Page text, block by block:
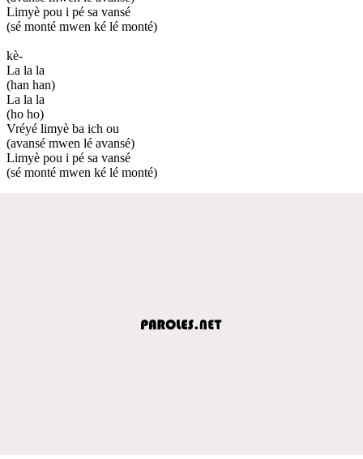
Limyè pou i pé sa vansé
(sé monté mwen ké lé monté)
kè-
La la la
(han han)
La la la
(ho ho)
Vréyé limyè ba ich ou
(avansé mwen lé avansé)
Limyè pou i pé sa vansé
(sé monté mwen ké lé monté)